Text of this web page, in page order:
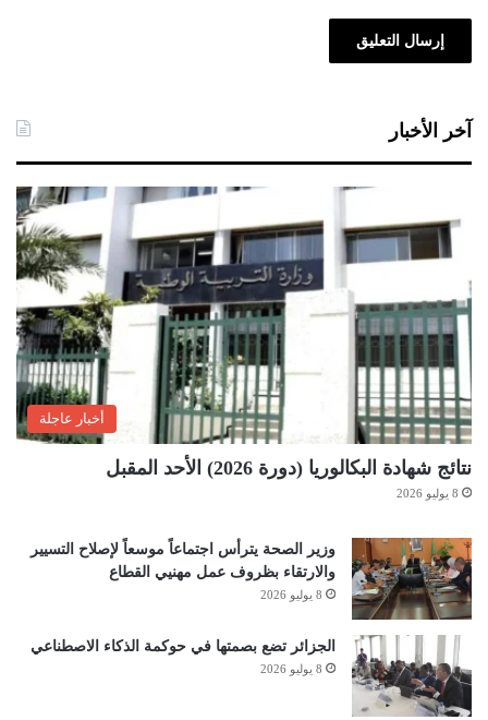
آخر الأخبار
أخبار عاجلة
نتائج شهادة البكالوريا (دورة 2026) الأحد المقبل
8 يوليو 2026
وزير الصحة يترأس اجتماعاً موسعاً لإصلاح التسيير
والارتقاء بظروف عمل مهنيي القطاع
8 يوليو 2026
الجزائر تضع بصمتها في حوكمة الذكاء الاصطناعي
8 يوليو 2026